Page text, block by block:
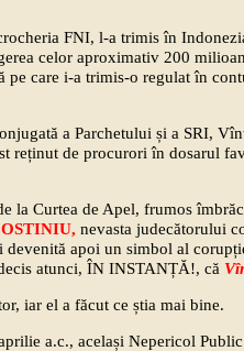
FNI, l-a trimis în
celor aproximativ 200
pe care i-a trimis-o regulat în
a Parchetului și a SRI,
reținut de procurori în dosarul
la Curtea de Apel, frumos
nevasta judecătorului
devenită apoi un simbol al
atunci, ÎN INSTANȚĂ!, că
iar el a făcut ce știa mai bine.
a.c., același Nepericol